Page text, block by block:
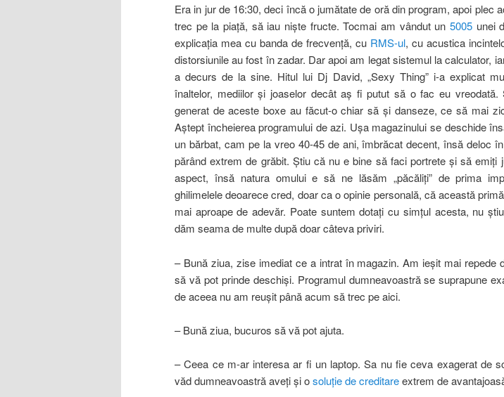
Era in jur de 16:30, deci încă o jumătate de oră din program, apoi plec
trec pe la piaţă, să iau nişte fructe. Tocmai am vândut un 5005 unei
explicaţia mea cu banda de frecvenţă, cu RMS-ul, cu acustica
distorsiunile au fost în zadar. Dar apoi am legat sistemul la calculator,
a decurs de la sine. Hitul lui Dj David, „Sexy Thing” i-a explicat
înaltelor, mediilor şi joaselor decât aş fi putut să o fac eu vreodată.
generat de aceste boxe au făcut-o chiar să şi danseze, ce să mai
Aştept încheierea programului de azi. Uşa magazinului se deschide
un bărbat, cam pe la vreo 40-45 de ani, îmbrăcat decent, însă deloc
părând extrem de grăbit. Ştiu că nu e bine să faci portrete şi să emiţi
aspect, însă natura omului e să ne lăsăm „păcăliţi” de prima
ghilimelele deoarece cred, doar ca o opinie personală, că această
mai aproape de adevăr. Poate suntem dotaţi cu simţul acesta, nu
dăm seama de multe după doar câteva priviri.
– Bună ziua, zise imediat ce a intrat în magazin. Am ieşit mai repede
să vă pot prinde deschişi. Programul dumneavoastră se suprapune
de aceea nu am reuşit până acum să trec pe aici.
– Bună ziua, bucuros să vă pot ajuta.
– Ceea ce m-ar interesa ar fi un laptop. Sa nu fie ceva exagerat de
văd dumneavoastră aveţi şi osoluţie de creditareextrem de